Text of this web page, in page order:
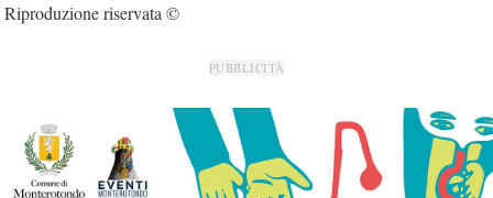
Riproduzione riservata ©
PUBBLICITÀ